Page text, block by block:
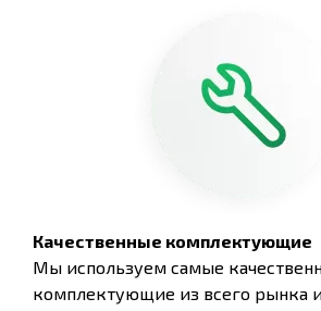
Качественные комплектующие
Мы используем самые
комплектующие из всего рынка